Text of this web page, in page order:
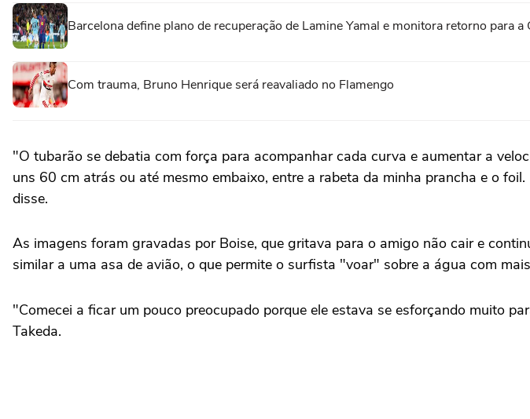
Barcelona define plano de recuperação de Lamine Yamal e monitora retorno para a
Com trauma, Bruno Henrique será reavaliado no Flamengo
"O tubarão se debatia com força para acompanhar cada curva e aumentar a
uns 60 cm atrás ou até mesmo embaixo, entre a rabeta da minha prancha e o
disse.
As imagens foram gravadas por Boise, que gritava para o amigo não cair e
similar a uma asa de avião, o que permite o surfista "voar" sobre a água com
"Comecei a ficar um pouco preocupado porque ele estava se esforçando muito
Takeda.